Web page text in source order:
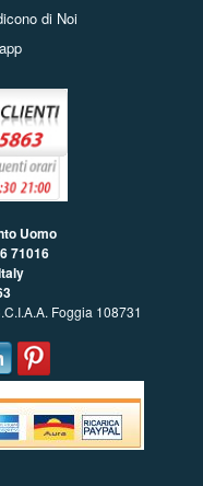
di Noi
Uomo
71016
Foggia 108731